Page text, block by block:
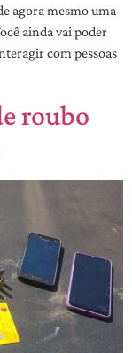
agora mesmo uma
ainda vai poder
com pessoas
roubo